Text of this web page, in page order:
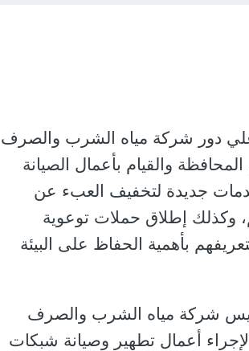
دور شركة مياه الشرب والصرف
والقيام بأعمال الصيانة
جديدة لتخفيف العبء عن
وكذلك إطلاق حملات توعوية
بأهمية الحفاظ على البيئة
شركة مياه الشرب والصرف
أعمال تطهير وصيانة شبكات